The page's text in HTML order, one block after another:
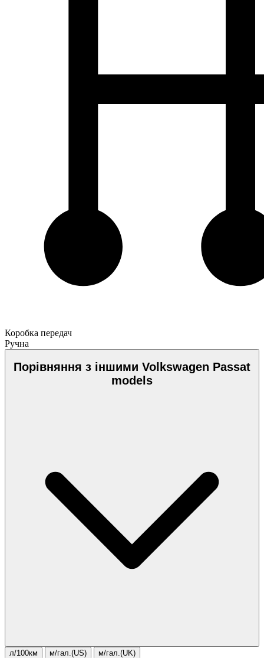
Коробка передач
Ручна
Порівняння з іншими Volkswagen Passat
models
л/100км м/гал.(US) м/гал.(UK)